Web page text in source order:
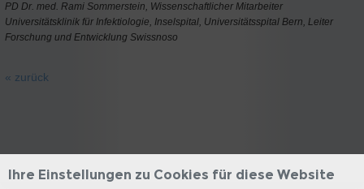
PD Dr. med. Rami Sommerstein, Wissenschaftlicher Mitarbeiter
Universitätsklinik für Infektiologie, Inselspital, Universitätsspital Bern, Leiter
Forschung und Entwicklung Swissnoso
« zurück
Ihre Einstellungen zu Cookies für diese Website